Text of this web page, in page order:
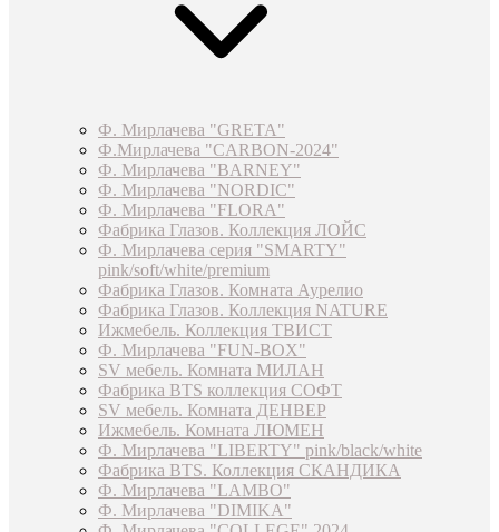
Ф. Мирлачева "GRETA"
Ф.Мирлачева "CARBON-2024"
Ф. Мирлачева "BARNEY"
Ф. Мирлачева "NORDIC"
Ф. Мирлачева "FLORA"
Фабрика Глазов. Коллекция ЛОЙС
Ф. Мирлачева серия "SMARTY"
pink/soft/white/premium
Фабрика Глазов. Комната Аурелио
Фабрика Глазов. Коллекция NATURE
Ижмебель. Коллекция ТВИСТ
Ф. Мирлачева "FUN-BOX"
SV мебель. Комната МИЛАН
Фабрика BTS коллекция СОФТ
SV мебель. Комната ДЕНВЕР
Ижмебель. Комната ЛЮМЕН
Ф. Мирлачева "LIBERTY" pink/black/white
Фабрика BTS. Коллекция СКАНДИКА
Ф. Мирлачева "LAMBO"
Ф. Мирлачева "DIMIKA"